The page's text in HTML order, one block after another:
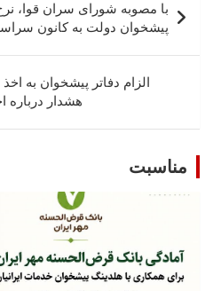
نوشته
با مصوبه شورای سران قوا،
پیشخوان دولت به کانون
هشدار درباره
مناسبت